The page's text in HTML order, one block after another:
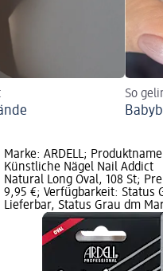
So
Marke: ARDELL;
Künstliche Nägel Nail Addict
Natural Long Oval, 108 St;
9,95 €; Verfügbarkeit: Status
Lieferbar, Status Grau dm